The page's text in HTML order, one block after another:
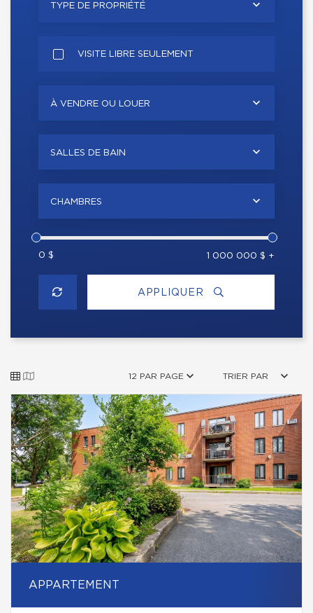
TYPE DE PROPRIÉTÉ
VISITE LIBRE SEULEMENT
À VENDRE OU LOUER
SALLES DE BAIN
CHAMBRES
0 $ 1 000 000 $ +
APPLIQUER
12 PAR PAGE TRIER PAR
APPARTEMENT